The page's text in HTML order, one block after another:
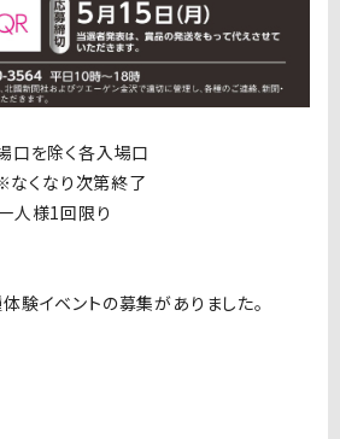
口を除く各入場口
くなり次第終了
人様1回限り
験イベントの募集がありました。